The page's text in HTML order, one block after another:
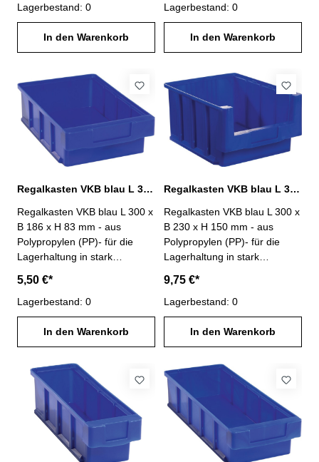
C bis +80° C- Anzahl
möglicher Trennwände : 7-
Lieferung ohne Trennwände
und Etiketten
Lagerbestand: 0
In den Warenkorb
die meisten Säuren und Öle-
Rippenboden für hohe
Stabilität- stapelbar- große
Griffmulde- Anzahl möglicher
Lagerbestand: 0
In den Warenkorb
Regalkasten VKB blau L 300 x B 186 x H 83 mm PP
Regalkasten VKB blau L 300 x
B 186 x H 83 mm - aus
Polypropylen (PP)- für die
Lagerhaltung in stark
weitgehend beständig gegen
die meisten Säuren und Öle-
Rippenboden für hohe
Stabilität- stapelbar- große
Griffmulde- Anzahl möglicher
Trennwände : 3
5,50 €*
Lagerbestand: 0
In den Warenkorb
Regalkasten VKB blau L 300 x B 230 x H 150 mm PP
Regalkasten VKB blau L 300 x
B 230 x H 150 mm - aus
Polypropylen (PP)- für die
Lagerhaltung in stark
weitgehend beständig gegen
die meisten Säuren und Öle-
Rippenboden für hohe
Stabilität- stapelbar- große
Griffmulde- Anzahl möglicher
Trennwände : 3
9,75 €*
Lagerbestand: 0
In den Warenkorb